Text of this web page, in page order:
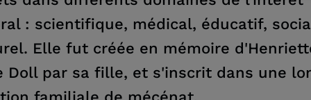
: scientifique, médical, éducatif,
Elle fut créée en mémoire
Doll par sa fille, et s'inscrit dans une